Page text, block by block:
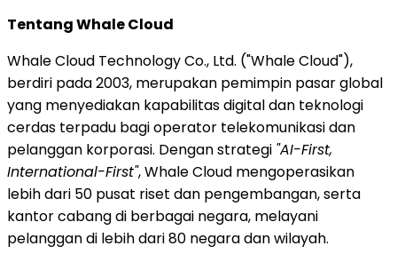
Tentang Whale Cloud
Whale Cloud Technology Co., Ltd. ("Whale Cloud"),
berdiri pada 2003, merupakan pemimpin pasar global
yang menyediakan kapabilitas digital dan teknologi
cerdas terpadu bagi operator telekomunikasi dan
pelanggan korporasi. Dengan strategi "AI-First,
International-First", Whale Cloud mengoperasikan
lebih dari 50 pusat riset dan pengembangan, serta
kantor cabang di berbagai negara, melayani
pelanggan di lebih dari 80 negara dan wilayah.